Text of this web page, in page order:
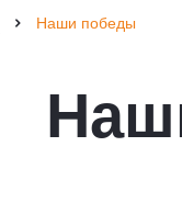
Наши победы